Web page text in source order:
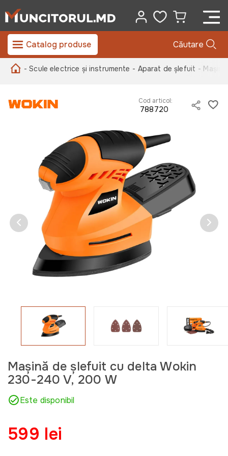
Catalog produse Căutare
- Scule electrice și instrumente - Aparat de șlefuit -
Cod articol:
788720
Mașină de șlefuit cu delta Wokin
230-240 V, 200 W
Este disponibil
599 lei